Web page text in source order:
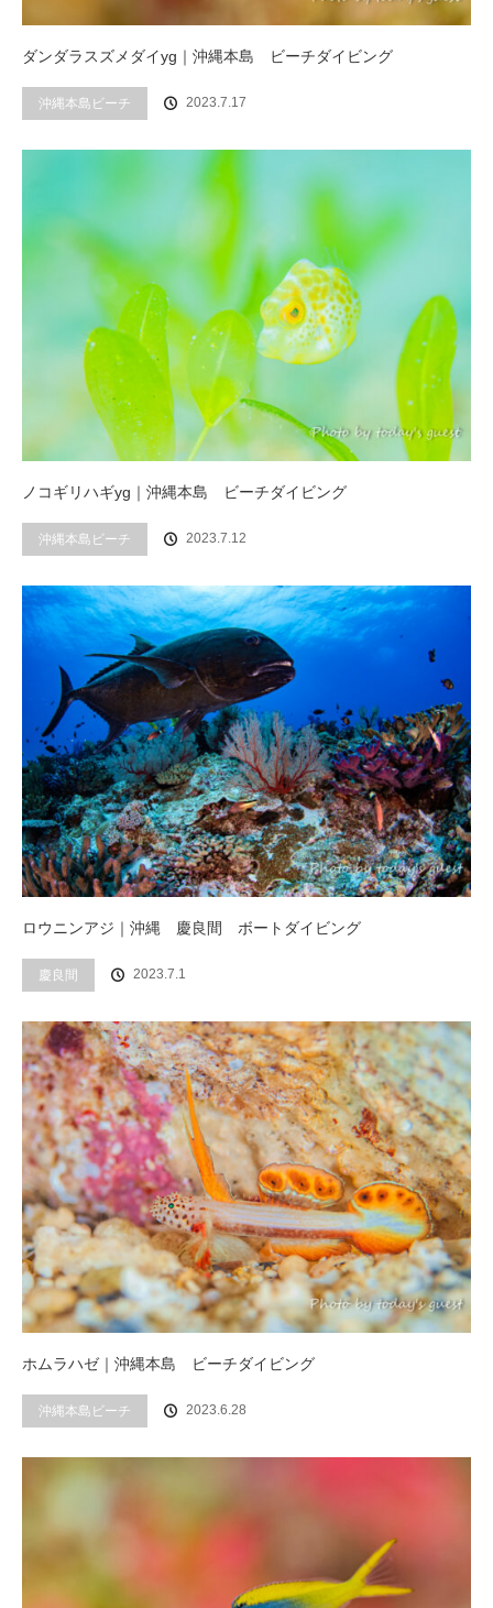
ダンダラスズメダイyg｜沖縄本島 ビーチダイビング
沖縄本島ビーチ 2023.7.17
ノコギリハギyg｜沖縄本島 ビーチダイビング
沖縄本島ビーチ 2023.7.12
ロウニンアジ｜沖縄 慶良間 ボートダイビング
慶良間 2023.7.1
ホムラハゼ｜沖縄本島 ビーチダイビング
沖縄本島ビーチ 2023.6.28